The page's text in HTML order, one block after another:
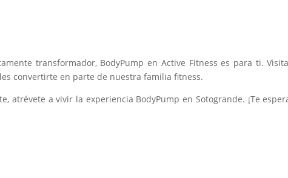
transformador, BodyPump en Active Fitness es para ti.
convertirte en parte de nuestra familia fitness.
atrévete a vivir la experiencia BodyPump en Sotogrande. ¡Te